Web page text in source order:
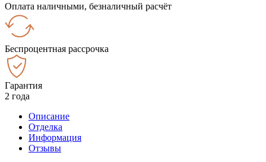
Оплата наличными, безналичный расчёт
Беспроцентная рассрочка
Гарантия
2 года
Описание
Отделка
Информация
Отзывы